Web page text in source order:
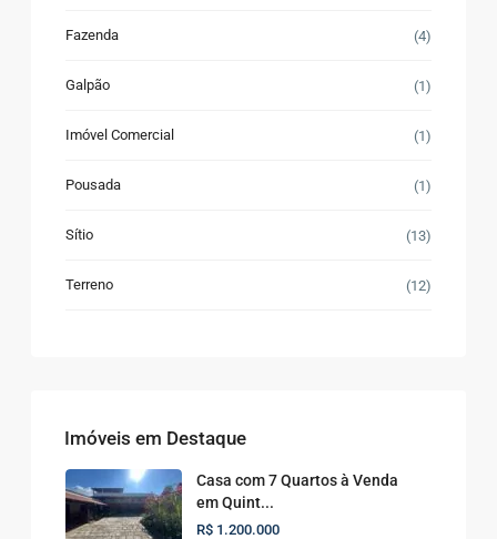
Fazenda (4)
Galpão (1)
Imóvel Comercial (1)
Pousada (1)
Sítio (13)
Terreno (12)
Imóveis em Destaque
Casa com 7 Quartos à Venda
em Quint...
R$ 1.200.000